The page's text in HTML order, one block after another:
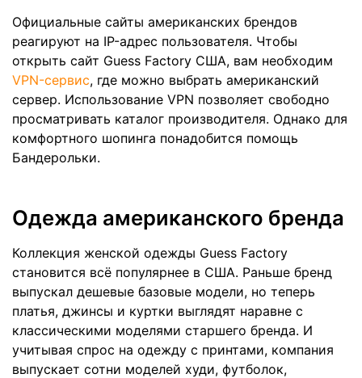
Официальные сайты американских брендов
реагируют на IP-адрес пользователя. Чтобы
открыть сайт Guess Factory США, вам необходим
VPN-сервис, где можно выбрать американский
сервер. Использование VPN позволяет свободно
просматривать каталог производителя. Однако для
комфортного шопинга понадобится помощь
Бандерольки.
Одежда американского бренда
Коллекция женской одежды Guess Factory
становится всё популярнее в США. Раньше бренд
выпускал дешевые базовые модели, но теперь
платья, джинсы и куртки выглядят наравне с
классическими моделями старшего бренда. И
учитывая спрос на одежду с принтами, компания
выпускает сотни моделей худи, футболок,